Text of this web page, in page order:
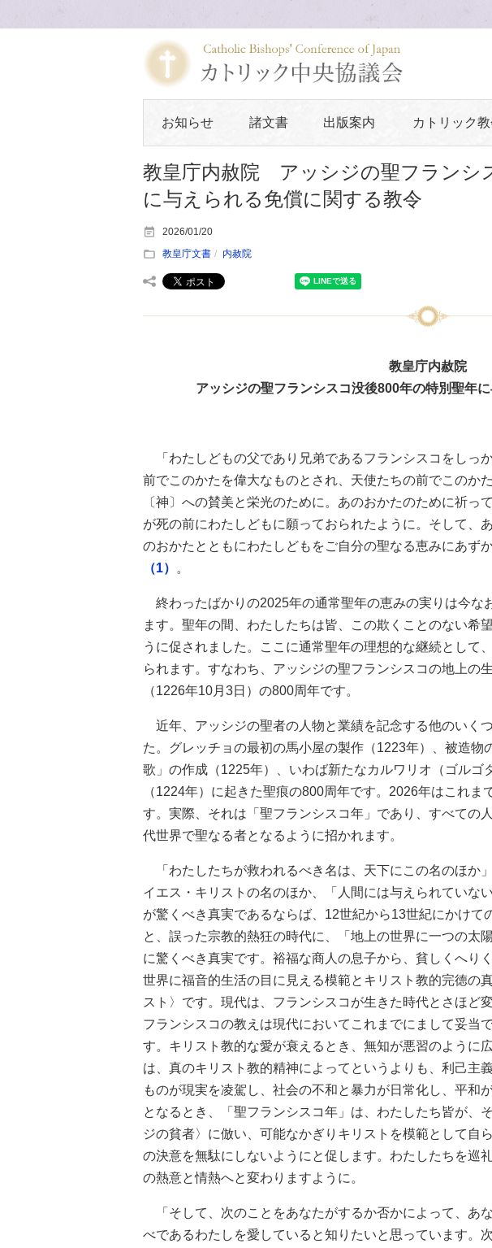
お知らせ 諸文書 出版案内 カトリック
教皇庁内赦院 アッシジの聖フランシ
に与えられる免償に関する教令
2026/01/20
教皇庁文書
内赦院
教皇庁内赦院
アッシジの聖フランシスコ没後800年の特別聖年
「わたしどもの父であり兄弟であるフランシスコをしっ
前でこのかたを偉大なものとされ、天使たちの前でこのか
〔神〕への賛美と栄光のために。あのおかたのために祈っ
が死の前にわたしどもに願っておられたように。そして、
のおかたとともにわたしどもをご自分の聖なる恵みにあず
（1）
。
終わったばかりの2025年の通常聖年の恵みの実りは今な
ます。聖年の間、わたしたちは皆、この欺くことのない希
うに促されました。ここに通常聖年の理想的な継続として
られます。すなわち、アッシジの聖フランシスコの地上の
（1226年10月3日）の800周年です。
近年、アッシジの聖者の人物と業績を記念する他のいく
た。グレッチョの最初の馬小屋の製作（1223年）、被造物
歌」の作成（1225年）、いわば新たなカルワリオ（ゴルゴ
（1224年）に起きた聖痕の800周年です。2026年はこれま
す。実際、それは「聖フランシスコ年」であり、すべての
代世界で聖なる者となるように招かれます。
「わたしたちが救われるべき名は、天下にこの名のほか
イエス・キリストの名のほか、「人間には与えられていな
が驚くべき真実であるならば、12世紀から13世紀にかけて
と、誤った宗教的熱狂の時代に、「地上の世界に一つの太
に驚くべき真実です。裕福な商人の息子から、貧しくへり
世界に福音的生活の目に見える模範とキリスト教的完徳の
スト〉です。現代は、フランシスコが生きた時代とさほど
フランシスコの教えは現代においてこれまでにまして妥当
す。キリスト教的な愛が衰えるとき、無知が悪習のように
は、真のキリスト教的精神によってというよりも、利己主
ものが現実を凌駕し、社会の不和と暴力が日常化し、平和
となるとき、「聖フランシスコ年」は、わたしたち皆が、
ジの貧者〉に倣い、可能なかぎりキリストを模範として自
の決意を無駄にしないようにと促します。わたしたちを巡
の熱意と情熱へと変わりますように。
「そして、次のことをあなたがするか否かによって、あ
べであるわたしを愛していると知りたいと思っています。